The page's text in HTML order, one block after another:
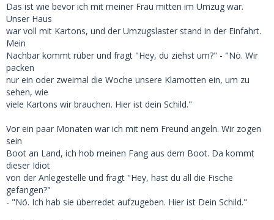
Das ist wie bevor ich mit meiner Frau mitten im Umzug war.
Unser Haus
war voll mit Kartons, und der Umzugslaster stand in der Einfahrt.
Mein
Nachbar kommt rüber und fragt "Hey, du ziehst um?" - "Nö. Wir
packen
nur ein oder zweimal die Woche unsere Klamotten ein, um zu
sehen, wie
viele Kartons wir brauchen. Hier ist dein Schild."
Vor ein paar Monaten war ich mit nem Freund angeln. Wir zogen
sein
Boot an Land, ich hob meinen Fang aus dem Boot. Da kommt
dieser Idiot
von der Anlegestelle und fragt "Hey, hast du all die Fische
gefangen?"
- "Nö. Ich hab sie überredet aufzugeben. Hier ist Dein Schild."